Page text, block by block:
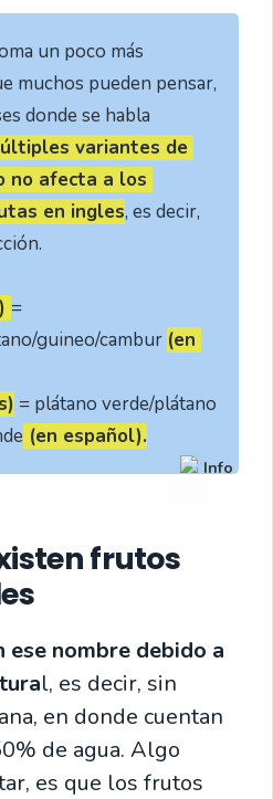
un poco más
muchos pueden pensar,
donde se habla
variantes de
no afecta a los
en ingles, es decir,
=
guineo/cambur (en
= plátano verde/plátano
(en español).
Info
frutos
nombre debido a
l, es decir, sin
en donde cuentan
de agua. Algo
es que los frutos